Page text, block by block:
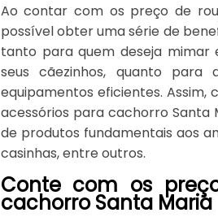
Ao contar com os preço de
possível obter uma série de
tanto para quem deseja
seus cãezinhos, quanto
equipamentos eficientes.
acessórios para cachorro Santa
de produtos fundamentais aos
casinhas, entre outros.
Conte com os
cachorro Santa Maria